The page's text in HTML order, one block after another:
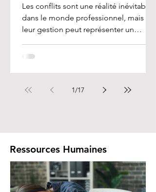
Les conflits sont une réalité inévitable
dans le monde professionnel, mais
leur gestion peut représenter un
1/17
Ressources Humaines